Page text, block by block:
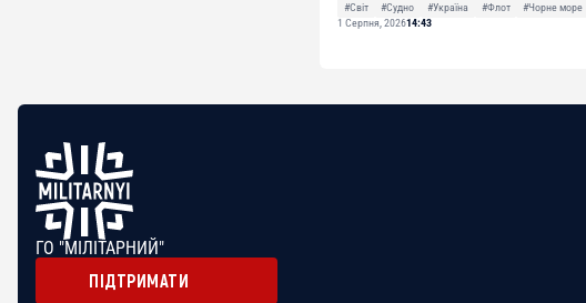
#Світ
#Судно #Україна #Флот
#Чорне море
1 Серпня, 202614:43
ГО "МІЛІТАРНИЙ"
ПІДТРИМАТИ